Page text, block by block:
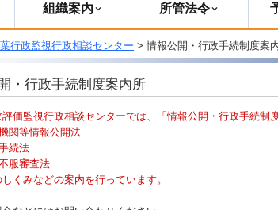
組織案内 所管法令
行政監視行政相談センター > 情報公開・行政手続制度案
・行政手続制度案内所
価監視行政相談センターでは、「情報公開・行政手続制
関等情報公開法
続法
服審査法
くみなどの案内を行っています。